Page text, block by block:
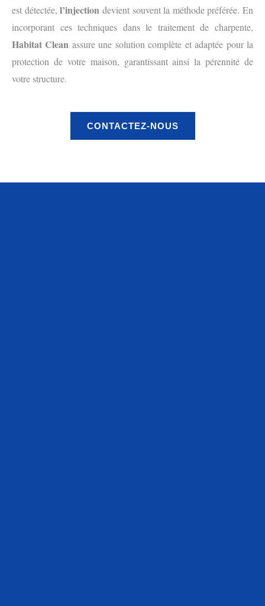
est détectée,l’injection devient souvent la méthode préférée. En
incorporant ces techniques dans le traitement de charpente,
Habitat Clean assure une solution complète et adaptée pour la
protection de votre maison, garantissant ainsi la pérennité de
votre structure.
CONTACTEZ-NOUS